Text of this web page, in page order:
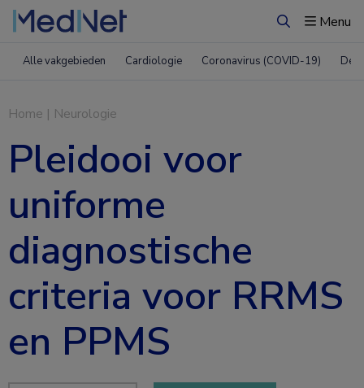
ZoekenMenu
Alle vakgebieden Cardiologie Coronavirus (COVID-19)
Home | Neurologie
Pleidooi voor
uniforme
diagnostische
criteria voor RRMS
en PPMS